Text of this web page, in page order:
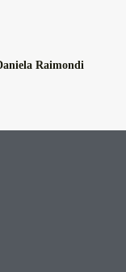
Raimondi